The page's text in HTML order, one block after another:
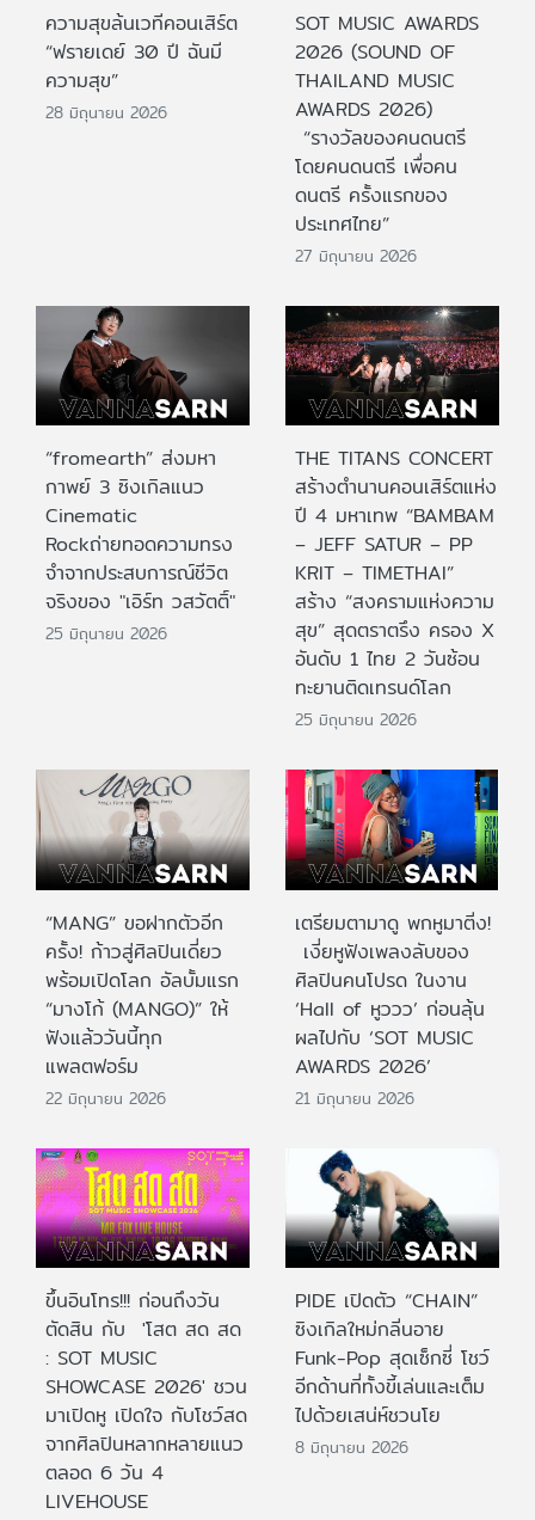
ความสุขล้นเวทีคอนเสิร์ต
“ฟรายเดย์ 30 ปี ฉันมี
ความสุข”
28 มิถุนายน 2026
SOT MUSIC AWARDS
2026 (SOUND OF
THAILAND MUSIC
AWARDS 2026)
“รางวัลของคนดนตรี
โดยคนดนตรี เพื่อคน
ดนตรี ครั้งแรกของ
ประเทศไทย”
27 มิถุนายน 2026
“fromearth” ส่งมหา
กาพย์ 3 ซิงเกิลแนว
Cinematic
Rockถ่ายทอดความทรง
จำจากประสบการณ์ชีวิต
จริงของ "เอิร์ท วสวัตติ์"
25 มิถุนายน 2026
THE TITANS CONCERT
สร้างตำนานคอนเสิร์ตแห่ง
ปี 4 มหาเทพ “BAMBAM
– JEFF SATUR – PP
KRIT – TIMETHAI”
สร้าง “สงครามแห่งความ
สุข” สุดตราตรึง ครอง X
อันดับ 1 ไทย 2 วันซ้อน
ทะยานติดเทรนด์โลก
25 มิถุนายน 2026
“MANG” ขอฝากตัวอีก
ครั้ง! ก้าวสู่ศิลปินเดี่ยว
พร้อมเปิดโลก อัลบั้มแรก
“มางโก้ (MANGO)” ให้
ฟังแล้ววันนี้ทุก
แพลตฟอร์ม
22 มิถุนายน 2026
เตรียมตามาดู พกหูมาติ่ง!
เงี่ยหูฟังเพลงลับของ
ศิลปินคนโปรด ในงาน
‘Hall of หูววว’ ก่อนลุ้น
ผลไปกับ ‘SOT MUSIC
AWARDS 2026’
21 มิถุนายน 2026
ขึ้นอินโทร!!! ก่อนถึงวัน
ตัดสิน กับ 'โสต สด สด
: SOT MUSIC
SHOWCASE 2026' ชวน
มาเปิดหู เปิดใจ กับโชว์สด
จากศิลปินหลากหลายแนว
ตลอด 6 วัน 4
LIVEHOUSE
PIDE เปิดตัว “CHAIN”
ซิงเกิลใหม่กลิ่นอาย
Funk-Pop สุดเซ็กซี่ โชว์
อีกด้านที่ทั้งขี้เล่นและเต็ม
ไปด้วยเสน่ห์ชวนโย
8 มิถุนายน 2026